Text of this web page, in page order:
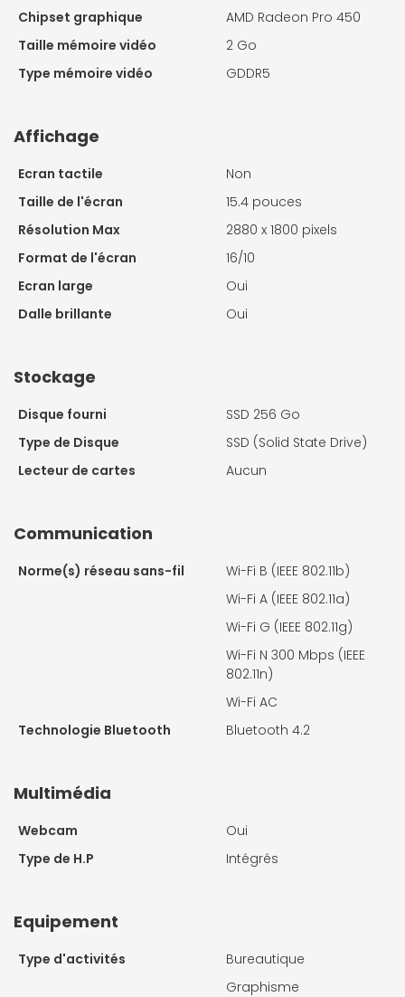
Chipset graphique
AMD Radeon Pro 450
Taille mémoire vidéo
2 Go
Type mémoire vidéo
GDDR5
Affichage
Ecran tactile
Non
Taille de l'écran
15.4 pouces
Résolution Max
2880 x 1800 pixels
Format de l'écran
16/10
Ecran large
Oui
Dalle brillante
Oui
Stockage
Disque fourni
SSD 256 Go
Type de Disque
SSD (Solid State Drive)
Lecteur de cartes
Aucun
Communication
Norme(s) réseau sans-fil
Wi-Fi B (IEEE 802.11b)
Wi-Fi A (IEEE 802.11a)
Wi-Fi G (IEEE 802.11g)
Wi-Fi N 300 Mbps (IEEE
802.11n)
Wi-Fi AC
Technologie Bluetooth
Bluetooth 4.2
Multimédia
Webcam
Oui
Type de H.P
Intégrés
Equipement
Type d'activités
Bureautique
Graphisme